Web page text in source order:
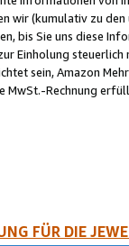
wir (kumulativ zu
bis Sie uns diese
Einholung
sein, Amazon
MwSt.-Rechnung
FÜR DIE